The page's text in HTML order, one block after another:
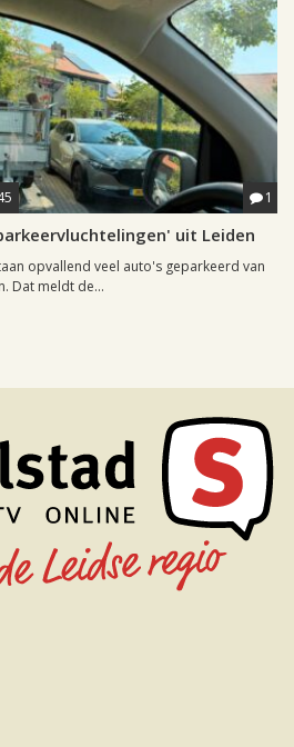
1
uit Leiden
opvallend veel auto's geparkeerd van
Dat meldt de...